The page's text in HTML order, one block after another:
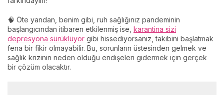
🧠 Öte yandan, benim gibi, ruh sağlığınız pandeminin
başlangıcından itibaren etkilenmiş ise, karantina sizi
depresyona sürüklüyor gibi hissediyorsanız, takibini başlatmak
fena bir fikir olmayabilir. Bu, sorunların üstesinden gelmek ve
sağlık krizinin neden olduğu endişeleri gidermek için gerçek
bir çözüm olacaktır.